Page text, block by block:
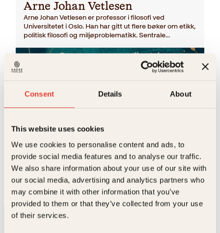
Consent Details About
This website uses cookies
We use cookies to personalise content and ads, to
provide social media features and to analyse our traffic.
We also share information about your use of our site with
our social media, advertising and analytics partners who
may combine it with other information that you’ve
provided to them or that they’ve collected from your use
of their services.
Arne Johan Vetlesen
Arne Johan Vetlesen er professor i filosofi ved
Universitetet i Oslo. Han har gitt ut flere bøker om etikk,
politisk filosofi og miljøproblematikk. Sentrale…
Arne Johan Vetlesen
Da ugla forsvant
Innbundet449krLes mer